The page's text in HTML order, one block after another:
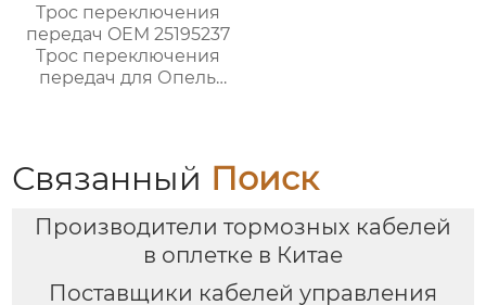
Трос переключения
передач OEM 25195237
Трос переключения
передач для Опель
Связанный Поиск
Производители тормозных кабелей
в оплетке в Китае
Поставщики кабелей управления